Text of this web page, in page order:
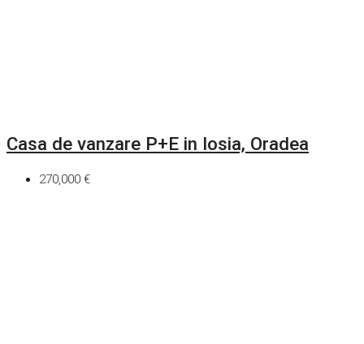
Casa de vanzare P+E in Iosia, Oradea
270,000 €